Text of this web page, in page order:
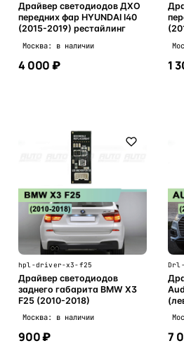
Драйвер светодиодов ДХО
передних фар HYUNDAI I40
(2015-2019) рестайлинг
Москва: в наличии
4 000 ₽ 1
hpl-driver-x3-f25
Драйвер светодиодов
заднего габарита BMW X3
F25 (2010-2018)
Москва: в наличии
900 ₽
Drl-
7